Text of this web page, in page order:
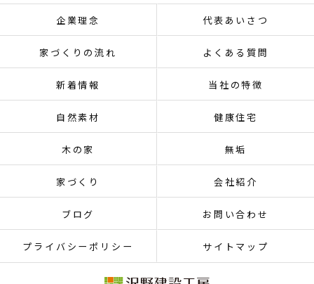
企業理念 代表あいさつ
家づくりの流れ よくある質問
新着情報 当社の特徴
自然素材 健康住宅
木の家 無垢
家づくり 会社紹介
ブログ お問い合わせ
プライバシーポリシー サイトマップ